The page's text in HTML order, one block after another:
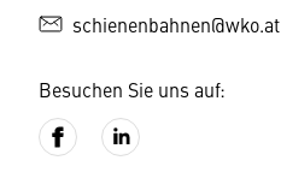
schienenbahnen@wko.at
Besuchen Sie uns auf: